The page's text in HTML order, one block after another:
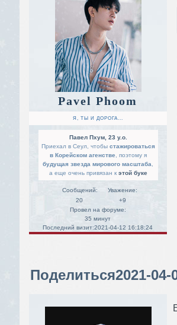
Pavel Phoom
Я, ТЫ И ДОРОГА...
Павел Пхум, 23 y.o.
Приехал в Сеул, чтобы стажироваться
в Корейском агенстве , поэтому я
будущая звезда мирового масштаба
а еще очень привязан к этой буке
Сообщений:
20
Уважение:
+9
Провел на форуме:
35 минут
Последний визит:2021-04-12 16:18:24
Поделиться2021-04-